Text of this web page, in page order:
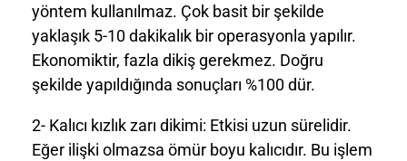
yöntem kullanılmaz. Çok basit bir şekilde
yaklaşık 5-10 dakikalık bir operasyonla yapılır.
Ekonomiktir, fazla dikiş gerekmez. Doğru
şekilde yapıldığında sonuçları %100 dür.
2- Kalıcı kızlık zarı dikimi: Etkisi uzun sürelidir.
Eğer ilişki olmazsa ömür boyu kalıcıdır. Bu işlem